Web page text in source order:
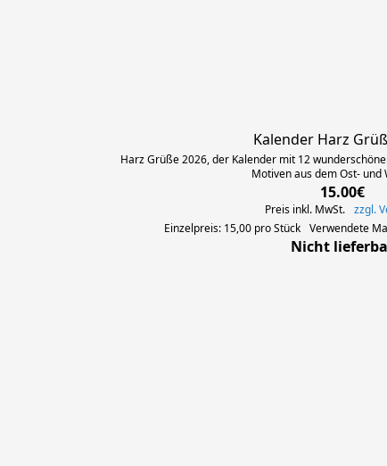
Kalender Harz
Harz Grüße 2026, der Kalender mit 12
Motiven aus dem Ost- und
15.00€
Preis inkl. MwSt. zzgl.
Einzelpreis: 15,00 pro Stück
Verwendete
Nicht